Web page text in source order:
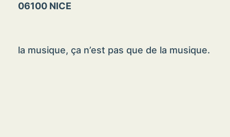
06100 NICE
la musique, ça n’est pas que de la musique.